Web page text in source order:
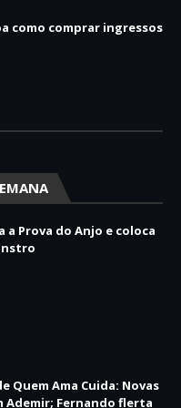
como comprar ingressos
a Prova do Anjo e coloca
Quem Ama Cuida: Novas
Ademir; Fernando flerta